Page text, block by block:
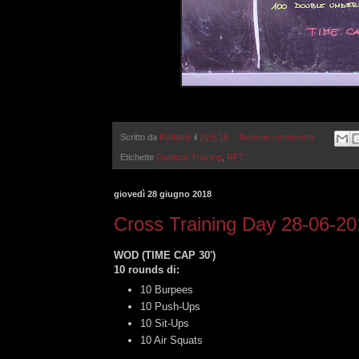
Scritto da Raffaele il 29.6.18 Nessun commento:
Etichette Outdoor Training RFT
giovedì 28 giugno 2018
Cross Training Day 28-06-
WOD (TIME CAP 30')
10 rounds di:
10 Burpees
10 Push-Ups
10 Sit-Ups
10 Air Squats